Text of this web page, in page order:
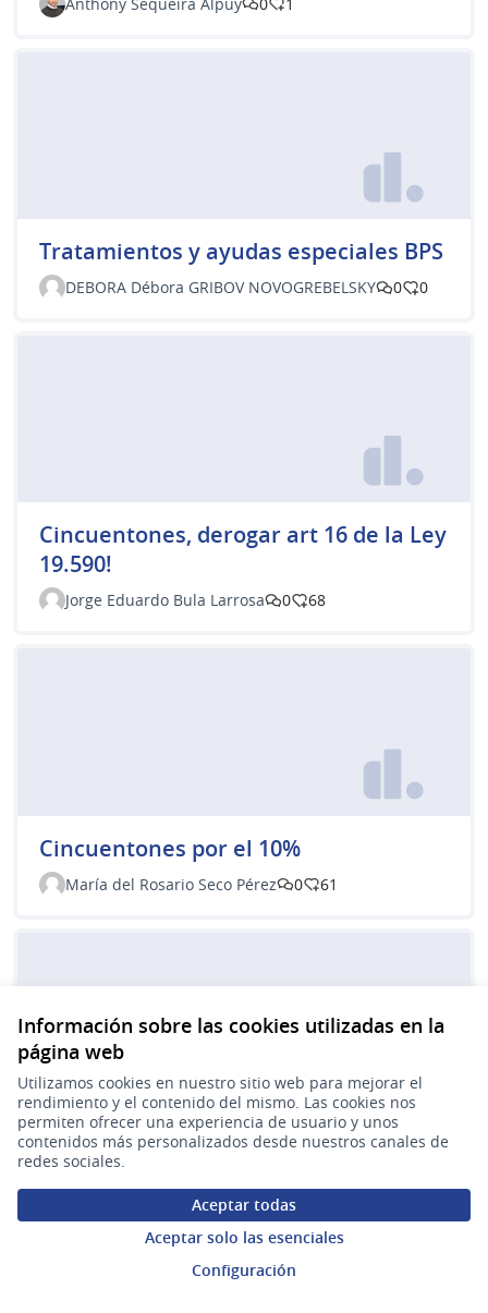
Información sobre las cookies utilizadas en la
página web
Utilizamos cookies en nuestro sitio web para mejorar el
rendimiento y el contenido del mismo. Las cookies nos
permiten ofrecer una experiencia de usuario y unos
contenidos más personalizados desde nuestros canales de
redes sociales.
Aceptar todas
Aceptar solo las esenciales
Configuración
Tratamientos y ayudas especiales BPS
DEBORA Débora GRIBOV NOVOGREBELSKY 0 0
Cincuentones, derogar art 16 de la Ley
19.590!
Jorge Eduardo Bula Larrosa 0 68
Cincuentones por el 10%
María del Rosario Seco Pérez 0 61
Alternativas complementarias a la
renta vitalicia previsional al momento
de jubilarse
JORGE STRIMBER 0 4